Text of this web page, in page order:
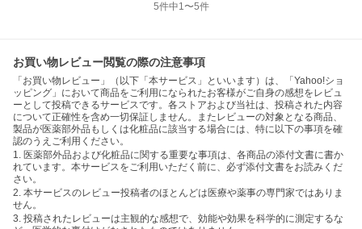
5件中1〜5件
お買い物レビュー閲覧の際の注意事項
「お買い物レビュー」（以下「本サービス」といいます）は、「Yahoo!ショ
ッピング」において商品をご利用になられたお客様がご自身の感想をレビュ
ーとして投稿できるサービスです。各ストアおよび当社は、投稿された内容
について正確性を含め一切保証しません。またレビューの対象となる商品、
製品が医薬部外品もしくは化粧品に該当する場合には、特に以下の事項を確
認のうえご利用ください。
1. 医薬部外品および化粧品に関する重要な事項は、各商品の添付文書に書か
れています。本サービスをご利用いただく前に、必ず添付文書をお読みくだ
さい。
2. 本サービスのレビュー投稿者のほとんどは医療や薬事の専門家ではありま
せん。
3. 投稿されたレビューは主観的な感想で、効能や効果を科学的に測定するな